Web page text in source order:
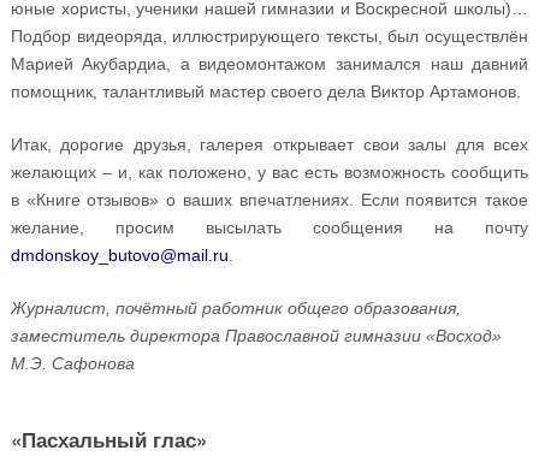
юные хористы, ученики нашей гимназии и Воскресной школы)…
Подбор видеоряда, иллюстрирующего тексты, был осуществлён
Марией Акубардиа, а видеомонтажом занимался наш давний
помощник, талантливый мастер своего дела Виктор Артамонов.
Итак, дорогие друзья, галерея открывает свои залы для всех
желающих – и, как положено, у вас есть возможность сообщить
в «Книге отзывов» о ваших впечатлениях. Если появится такое
желание, просим высылать сообщения на почту
dmdonskoy_butovo@mail.ru
Журналист, почётный работник общего образования,
заместитель директора Православной гимназии «Восход»
М.Э. Сафонова
«Пасхальный глас»